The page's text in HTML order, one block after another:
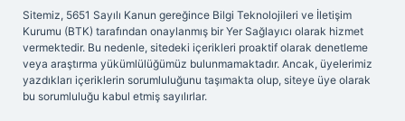
Sitemiz, 5651 Sayılı Kanun gereğince Bilgi Teknolojileri ve İletişim
Kurumu (BTK) tarafından onaylanmış bir Yer Sağlayıcı olarak hizmet
vermektedir. Bu nedenle, sitedeki içerikleri proaktif olarak denetleme
veya araştırma yükümlülüğümüz bulunmamaktadır. Ancak, üyelerimiz
yazdıkları içeriklerin sorumluluğunu taşımakta olup, siteye üye olarak
bu sorumluluğu kabul etmiş sayılırlar.